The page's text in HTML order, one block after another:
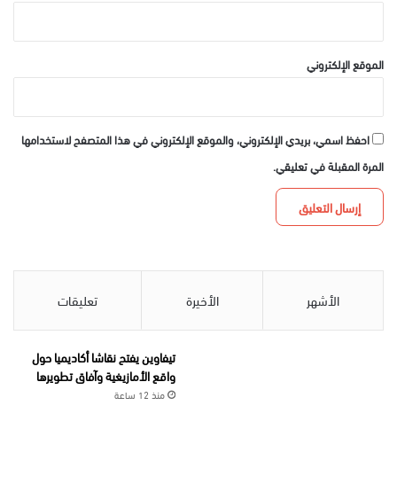
الموقع الإلكتروني
احفظ اسمي، بريدي الإلكتروني، والموقع الإلكتروني في هذا المتصفح لاستخدامها
المرة المقبلة في تعليقي.
الأشهر الأخيرة تعليقات
تيفاوين يفتح نقاشا أكاديميا حول
واقع الأمازيغية وآفاق تطويرها
منذ 12 ساعة